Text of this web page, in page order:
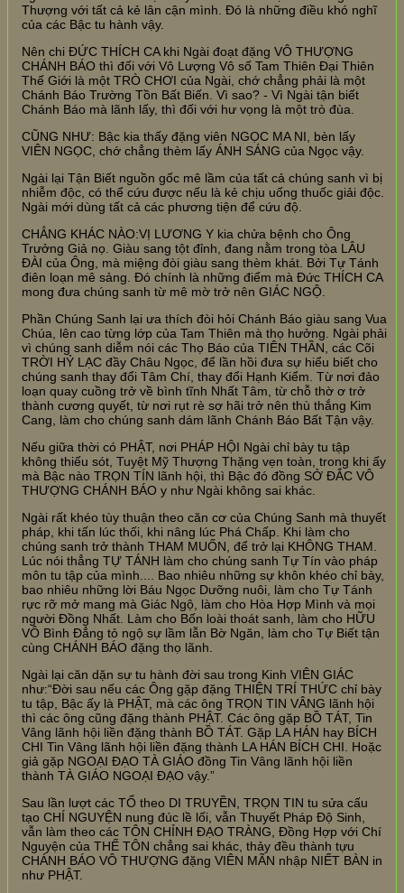
Thượng với tất cả kẻ lân cận mình. Đó là những điều khó nghĩ
của các Bậc tu hành vậy.
Nên chi ĐỨC THÍCH CA khi Ngài đoạt đặng VÔ THƯỢNG
CHÁNH BÁO thì đối với Vô Lượng Vô số Tam Thiên Đại Thiên
Thế Giới là một TRÒ CHƠI của Ngài, chớ chẳng phải là một
Chánh Báo Trường Tồn Bất Biến. Vì sao? - Vì Ngài tận biết
Chánh Báo mà lãnh lấy, thì đối với hư vọng là một trò đùa.
CŨNG NHƯ: Bậc kia thấy đặng viên NGỌC MA NI, bèn lấy
VIÊN NGỌC, chớ chẳng thèm lấy ÁNH SÁNG của Ngọc vậy.
Ngài lại Tận Biết nguồn gốc mê lầm của tất cả chúng sanh vì bị
nhiễm độc, có thể cứu được nếu là kẻ chịu uống thuốc giải độc.
Ngài mới dùng tất cả các phương tiện để cứu độ.
CHẲNG KHÁC NÀO:VỊ LƯƠNG Y kia chửa bệnh cho Ông
Trưởng Giả nọ. Giàu sang tột đỉnh, đang nằm trong tòa LÂU
ĐÀI của Ông, mà miệng đòi giàu sang thèm khát. Bởi Tự Tánh
điên loạn mê sảng. Đó chính là những điểm mà Đức THÍCH CA
mong đưa chúng sanh từ mê mờ trở nên GIÁC NGỘ.
Phần Chúng Sanh lại ưa thích đòi hỏi Chánh Báo giàu sang Vua
Chúa, lên cao từng lớp của Tam Thiên mà thọ hưởng. Ngài phải
vì chúng sanh diễm nói các Thọ Báo của TIÊN THẦN, các Cõi
TRỜI HỶ LẠC đầy Châu Ngọc, để lần hồi đưa sự hiểu biết cho
chúng sanh thay đổi Tâm Chí, thay đổi Hạnh Kiểm. Từ nơi đảo
loạn quay cuồng trở về bình tĩnh Nhất Tâm, từ chỗ thờ ơ trở
thành cương quyết, từ nơi rụt rè sợ hãi trở nên thù thắng Kim
Cang, làm cho chúng sanh dám lãnh Chánh Báo Bất Tận vậy.
Nếu giữa thời có PHẬT, nơi PHÁP HỘI Ngài chỉ bày tu tập
không thiếu sót, Tuyệt Mỹ Thượng Thặng vẹn toàn, trong khi ấy
mà Bậc nào TRỌN TÍN lãnh hội, thì Bậc đó đồng SỞ ĐẮC VÔ
THƯỢNG CHÁNH BÁO y như Ngài không sai khác.
Ngài rất khéo tùy thuận theo căn cơ của Chúng Sanh mà thuyết
pháp, khi tấn lúc thối, khi nâng lúc Phá Chấp. Khi làm cho
chúng sanh trở thành THAM MUỐN, để trở lại KHÔNG THAM.
Lúc nói thẳng TỰ TÁNH làm cho chúng sanh Tự Tín vào pháp
môn tu tập của mình.... Bao nhiêu những sự khôn khéo chỉ bày,
bao nhiêu những lời Báu Ngọc Dưỡng nuôi, làm cho Tự Tánh
rực rỡ mở mang mà Giác Ngộ, làm cho Hòa Hợp Mình và mọi
người Đồng Nhất. Làm cho Bốn loài thoát sanh, làm cho HỮU
VÔ Bình Đẳng tỏ ngộ sự lầm lẫn Bờ Ngăn, làm cho Tự Biết tận
cùng CHÁNH BÁO đặng thọ lãnh.
Ngài lại căn dặn sự tu hành đời sau trong Kinh VIÊN GIÁC
như:“Đời sau nếu các Ông gặp đặng THIỆN TRÍ THỨC chỉ bày
tu tập, Bậc ấy là PHẬT, mà các ông TRỌN TIN VÂNG lãnh hội
thì các ông cũng đặng thành PHẬT. Các ông gặp BỒ TÁT, Tin
Vâng lãnh hội liền đặng thành BỒ TÁT. Gặp LA HÁN hay BÍCH
CHI Tin Vâng lãnh hội liền đặng thành LA HÁN BÍCH CHI. Hoặc
giả gặp NGOẠI ĐẠO TÀ GIÁO đồng Tin Vâng lãnh hội liền
thành TÀ GIÁO NGOẠI ĐẠO vậy.”
Sau lần lượt các TỔ theo DI TRUYỀN, TRỌN TIN tu sửa cấu
tạo CHÍ NGUYỆN nung đúc lề lối, vẫn Thuyết Pháp Độ Sinh,
vẫn làm theo các TÔN CHỈNH ĐẠO TRÀNG, Đồng Hợp với Chí
Nguyện của THẾ TÔN chẳng sai khác, thảy đều thành tựu
CHÁNH BÁO VÔ THƯỢNG đặng VIÊN MÃN nhập NIẾT BÀN in
như PHẬT.